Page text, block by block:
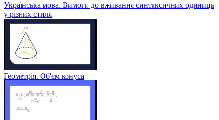
Українська мова. Вимоги до вживання синтаксичних одиниць
у різних стиля
Геометрія. Об'єм конуса